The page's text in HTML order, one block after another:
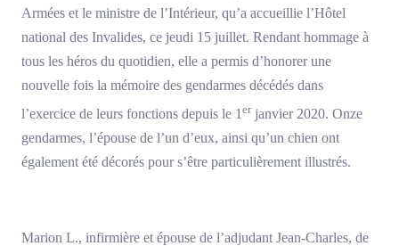
Armées et le ministre de l’Intérieur, qu’a accueillie l’Hôtel
national des Invalides, ce jeudi 15 juillet. Rendant hommage à
tous les héros du quotidien, elle a permis d’honorer une
nouvelle fois la mémoire des gendarmes décédés dans
l’exercice de leurs fonctions depuis le 1er janvier 2020. Onze
gendarmes, l’épouse de l’un d’eux, ainsi qu’un chien ont
également été décorés pour s’être particulièrement illustrés.
Marion L., infirmière et épouse de l’adjudant Jean-Charles, de